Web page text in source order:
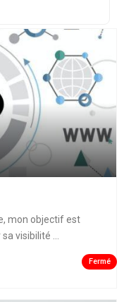
mon objectif est
visibilité ...
Fermé